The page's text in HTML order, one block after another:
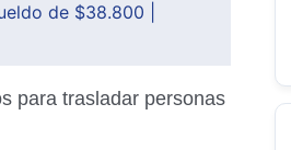
de $38.800 |
para trasladar personas